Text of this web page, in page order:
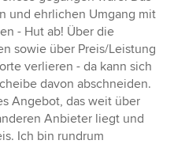
und ehrlichen Umgang mit
- Hut ab! Über die
sowie über Preis/Leistung
verlieren - da kann sich
davon abschneiden.
Angebot, das weit über
Anbieter liegt und
Ich bin rundrum